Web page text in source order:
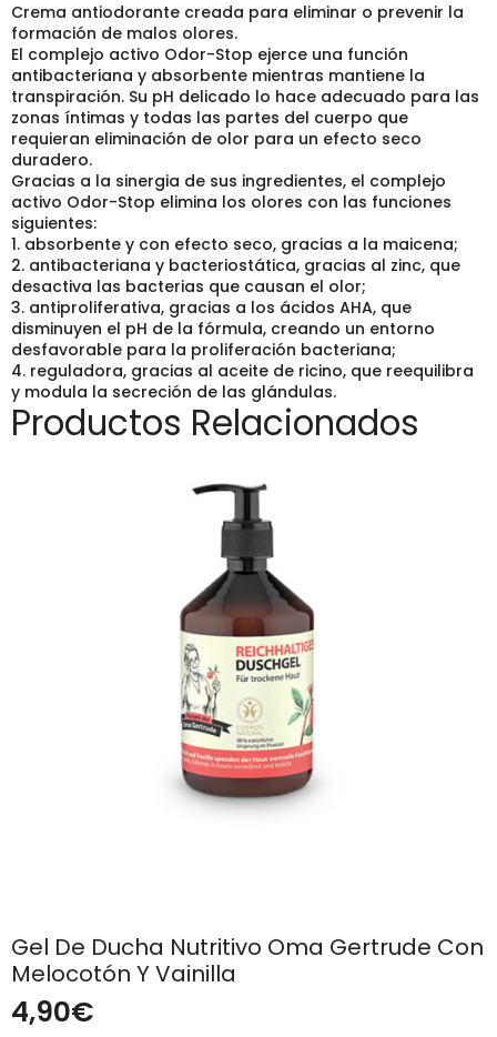
Crema antiodorante creada para eliminar o prevenir la
formación de malos olores.
El complejo activo Odor-Stop ejerce una función
antibacteriana y absorbente mientras mantiene la
transpiración. Su pH delicado lo hace adecuado para las
zonas íntimas y todas las partes del cuerpo que
requieran eliminación de olor para un efecto seco
duradero.
Gracias a la sinergia de sus ingredientes, el complejo
activo Odor-Stop elimina los olores con las funciones
siguientes:
1. absorbente y con efecto seco, gracias a la maicena;
2. antibacteriana y bacteriostática, gracias al zinc, que
desactiva las bacterias que causan el olor;
3. antiproliferativa, gracias a los ácidos AHA, que
disminuyen el pH de la fórmula, creando un entorno
desfavorable para la proliferación bacteriana;
4. reguladora, gracias al aceite de ricino, que reequilibra
y modula la secreción de las glándulas.
Productos Relacionados
Gel De Ducha Nutritivo Oma Gertrude Con
Melocotón Y Vainilla
4,90€